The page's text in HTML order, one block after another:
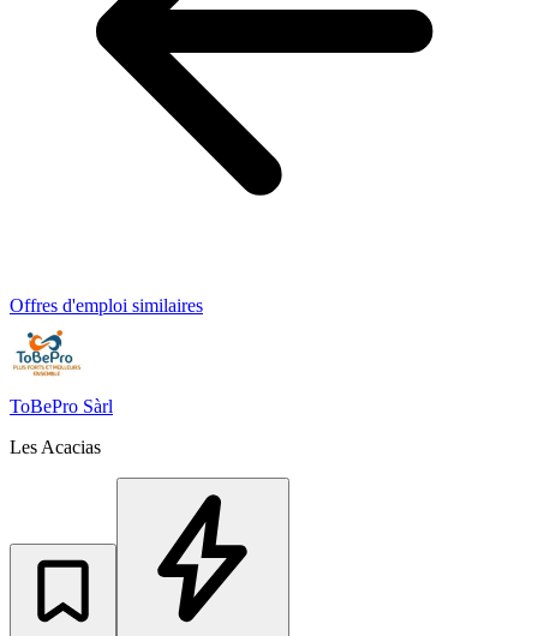
Offres d'emploi similaires
ToBePro Sàrl
Les Acacias